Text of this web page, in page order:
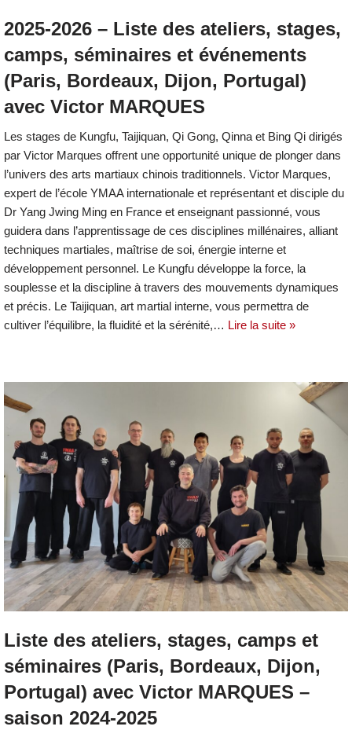
2025-2026 – Liste des ateliers, stages,
camps, séminaires et événements
(Paris, Bordeaux, Dijon, Portugal)
avec Victor MARQUES
Les stages de Kungfu, Taijiquan, Qi Gong, Qinna et Bing Qi dirigés
par Victor Marques offrent une opportunité unique de plonger dans
l’univers des arts martiaux chinois traditionnels. Victor Marques,
expert de l’école YMAA internationale et représentant et disciple du
Dr Yang Jwing Ming en France et enseignant passionné, vous
guidera dans l’apprentissage de ces disciplines millénaires, alliant
techniques martiales, maîtrise de soi, énergie interne et
développement personnel. Le Kungfu développe la force, la
souplesse et la discipline à travers des mouvements dynamiques
et précis. Le Taijiquan, art martial interne, vous permettra de
cultiver l’équilibre, la fluidité et la sérénité,… Lire la suite »
Liste des ateliers, stages, camps et
séminaires (Paris, Bordeaux, Dijon,
Portugal) avec Victor MARQUES –
saison 2024-2025